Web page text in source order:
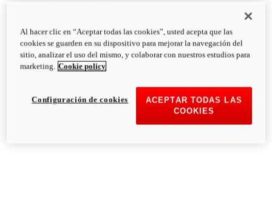
Al hacer clic en “Aceptar todas las cookies”, usted acepta que las
cookies se guarden en su dispositivo para mejorar la navegación del
sitio, analizar el uso del mismo, y colaborar con nuestros estudios para
marketing. Cookie policy
ACEPTAR TODAS LAS
COOKIES
Configuración de cookies